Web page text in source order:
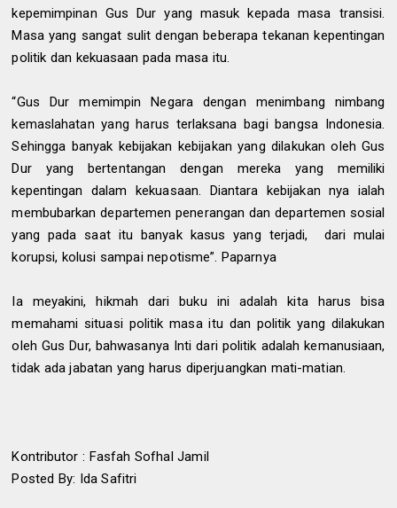
kepemimpinan Gus Dur yang masuk kepada masa transisi.
Masa yang sangat sulit dengan beberapa tekanan kepentingan
politik dan kekuasaan pada masa itu.
“Gus Dur memimpin Negara dengan menimbang nimbang
kemaslahatan yang harus terlaksana bagi bangsa Indonesia.
Sehingga banyak kebijakan kebijakan yang dilakukan oleh Gus
Dur yang bertentangan dengan mereka yang memiliki
kepentingan dalam kekuasaan. Diantara kebijakan nya ialah
membubarkan departemen penerangan dan departemen sosial
yang pada saat itu banyak kasus yang terjadi,
dari mulai
korupsi, kolusi sampai nepotisme”. Paparnya
Ia meyakini, hikmah dari buku ini adalah kita harus bisa
memahami situasi politik masa itu dan politik yang dilakukan
oleh Gus Dur, bahwasanya Inti dari politik adalah kemanusiaan,
tidak ada jabatan yang harus diperjuangkan mati-matian.
Kontributor : Fasfah Sofhal Jamil
Posted By: Ida Safitri